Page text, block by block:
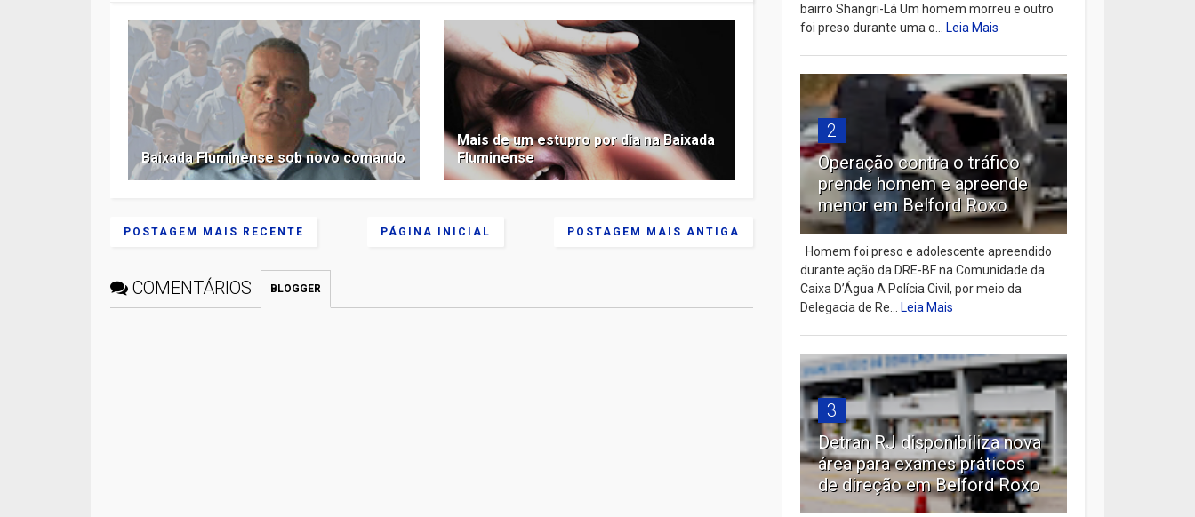
Baixada Fluminense sob novo comando
Mais de um estupro por dia na Baixada
Fluminense
POSTAGEM MAIS RECENTE POSTAGEM MAIS ANTIGA
PÁGINA INICIAL
COMENTÁRIOS BLOGGER
bairro Shangri-Lá Um homem morreu e outro
foi preso durante uma o...Leia Mais
2
Operação contra o tráfico
prende homem e apreende
menor em Belford Roxo
Homem foi preso e adolescente apreendido
durante ação da DRE-BF na Comunidade da
Caixa D’Água A Polícia Civil, por meio da
Delegacia de Re...Leia Mais
3
Detran RJ disponibiliza nova
área para exames práticos
de direção em Belford Roxo